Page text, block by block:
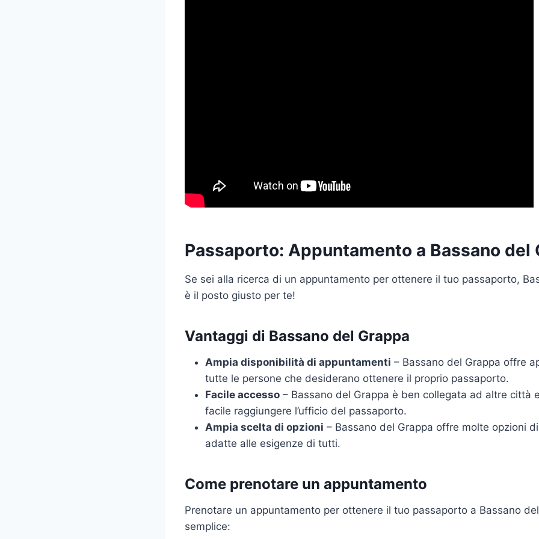
Passaporto: Appuntamento a Bassano del
Se sei alla ricerca di un appuntamento per ottenere il tuo passaporto,
è il posto giusto per te!
Vantaggi di Bassano del Grappa
Ampia disponibilità di appuntamenti – Bassano del Grappa offre
tutte le persone che desiderano ottenere il proprio passaporto.
Facile accesso – Bassano del Grappa è ben collegata ad altre città
facile raggiungere l’ufficio del passaporto.
Ampia scelta di opzioni – Bassano del Grappa offre molte opzioni
adatte alle esigenze di tutti.
Come prenotare un appuntamento
Prenotare un appuntamento per ottenere il tuo passaporto a Bassano
semplice: